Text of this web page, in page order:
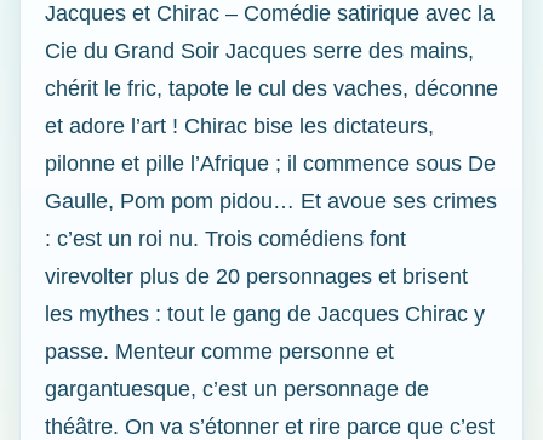
Jacques et Chirac – Comédie satirique avec la
Cie du Grand Soir Jacques serre des mains,
chérit le fric, tapote le cul des vaches, déconne
et adore l’art ! Chirac bise les dictateurs,
pilonne et pille l’Afrique ; il commence sous De
Gaulle, Pom pom pidou… Et avoue ses crimes
: c’est un roi nu. Trois comédiens font
virevolter plus de 20 personnages et brisent
les mythes : tout le gang de Jacques Chirac y
passe. Menteur comme personne et
gargantuesque, c’est un personnage de
théâtre. On va s’étonner et rire parce que c’est